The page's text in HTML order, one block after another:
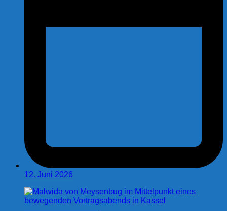
12. Juni 2026